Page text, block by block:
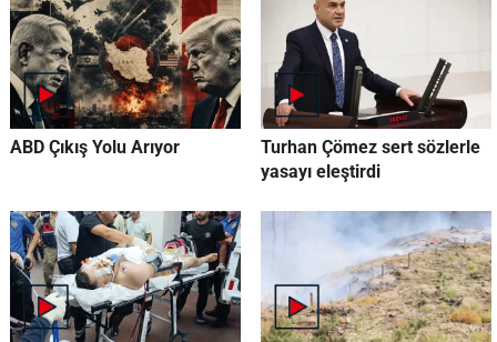
ABD Çıkış Yolu Arıyor
Turhan Çömez sert sözlerle
yasayı eleştirdi